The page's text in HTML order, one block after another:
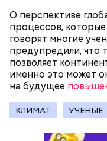
О перспективе
процессов,
говорят многие
предупредили, что
позволяет
именно это может
на будущее
КЛИМАТ УЧЕНЫЕ
оказались в
ранку. Акула
количество крови
километров. Если
выходите на берег.
— Во время
период нахождения
одного рабочего
охраны природы
Эксперт
напоминающая о
угрозы, —
что физический
силах сделать все,
окружающей нас